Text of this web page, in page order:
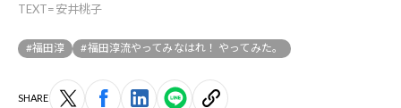
TEXT=安井桃子
#福田淳 #福田淳流やってみなはれ！ やってみた。
SHARE